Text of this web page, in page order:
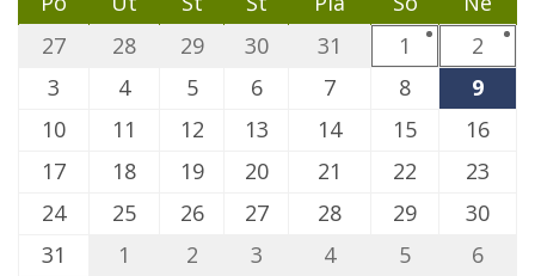
27
28 29 30 31 1
2
3
4 5 6 7 8
9
10
11 12 13 14 15
16
17
18 19 20 21 22
23
24
25 26 27 28 29
30
31
1 2 3 4 5 6